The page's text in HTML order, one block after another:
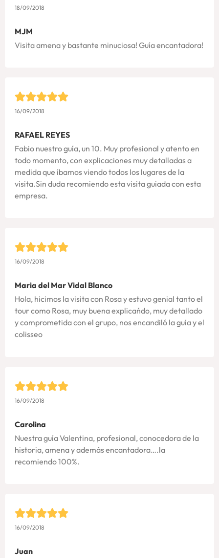
18/09/2018
MJM
Visita amena y bastante minuciosa! Guía encantadora!
16/09/2018
RAFAEL REYES
Fabio nuestro guía, un 10. Muy profesional y atento en
todo momento, con explicaciones muy detalladas a
medida que íbamos viendo todos los lugares de la
visita.Sin duda recomiendo esta visita guiada con esta
empresa.
16/09/2018
Maria del Mar Vidal Blanco
Hola, hicimos la visita con Rosa y estuvo genial tanto el
tour como Rosa, muy buena explicańdo, muy detallado
y comprometida con el grupo, nos encandiló la guía y el
colisseo
16/09/2018
Carolina
Nuestra guía Valentina, profesional, conocedora de la
historia, amena y además encantadora….la
recomiendo 100%.
16/09/2018
Juan